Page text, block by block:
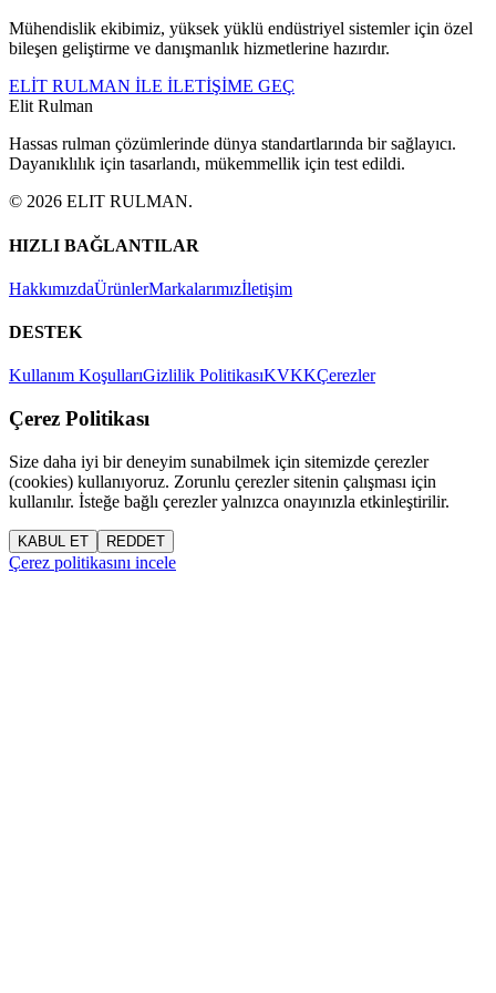
Mühendislik ekibimiz, yüksek yüklü endüstriyel sistemler için özel
bileşen geliştirme ve danışmanlık hizmetlerine hazırdır.
ELİT RULMAN İLE İLETİŞİME GEÇ
Elit Rulman
Hassas rulman çözümlerinde dünya standartlarında bir sağlayıcı.
Dayanıklılık için tasarlandı, mükemmellik için test edildi.
© 2026 ELIT RULMAN.
HIZLI BAĞLANTILAR
HakkımızdaÜrünlerMarkalarımızİletişim
DESTEK
Kullanım KoşullarıGizlilik PolitikasıKVKKÇerezler
Çerez Politikası
Size daha iyi bir deneyim sunabilmek için sitemizde çerezler
(cookies) kullanıyoruz. Zorunlu çerezler sitenin çalışması için
kullanılır. İsteğe bağlı çerezler yalnızca onayınızla etkinleştirilir.
KABUL ET REDDET
Çerez politikasını incele